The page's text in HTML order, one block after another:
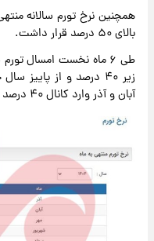
بالای ۵۰ درصد قرار داشت.
زیر ۴۰ درصد و از پاییز
آبان و آذر وارد کانال ۴۰ درصد شده بود.